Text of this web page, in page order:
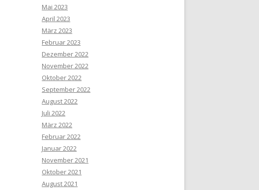
Mai 2023
April 2023
März 2023
Februar 2023
Dezember 2022
November 2022
Oktober 2022
September 2022
August 2022
Juli 2022
März 2022
Februar 2022
Januar 2022
November 2021
Oktober 2021
August 2021